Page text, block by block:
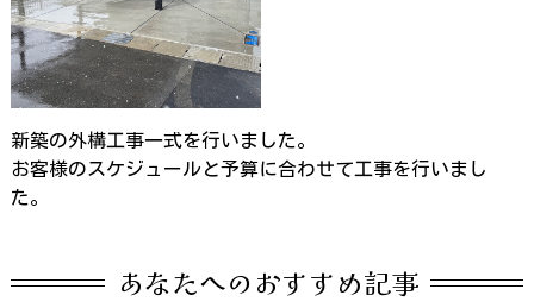
新築の外構工事一式を行いました。
お客様のスケジュールと予算に合わせて工事を行いまし
た。
あなたへのおすすめ記事